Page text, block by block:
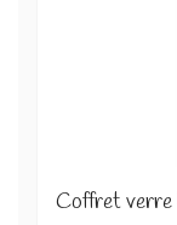
Coffret verre